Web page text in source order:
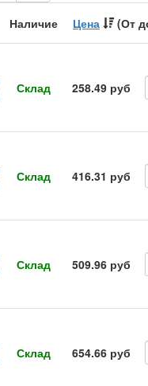
Наличие Цена (От
Склад 258.49 руб
Склад 416.31 руб
Склад 509.96 руб
Склад 654.66 руб